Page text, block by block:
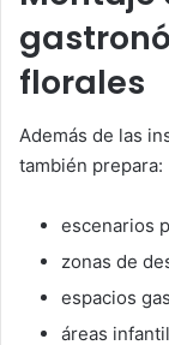
florales
Además de las
también prepara:
escenarios
zonas de
espacios
áreas